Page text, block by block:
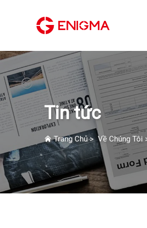
Tin tức
Trang Chủ>Về Chúng Tôi